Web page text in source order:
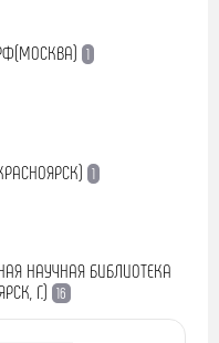
1
1
НАУЧНАЯ БИБЛИОТЕКА
Г.) 16